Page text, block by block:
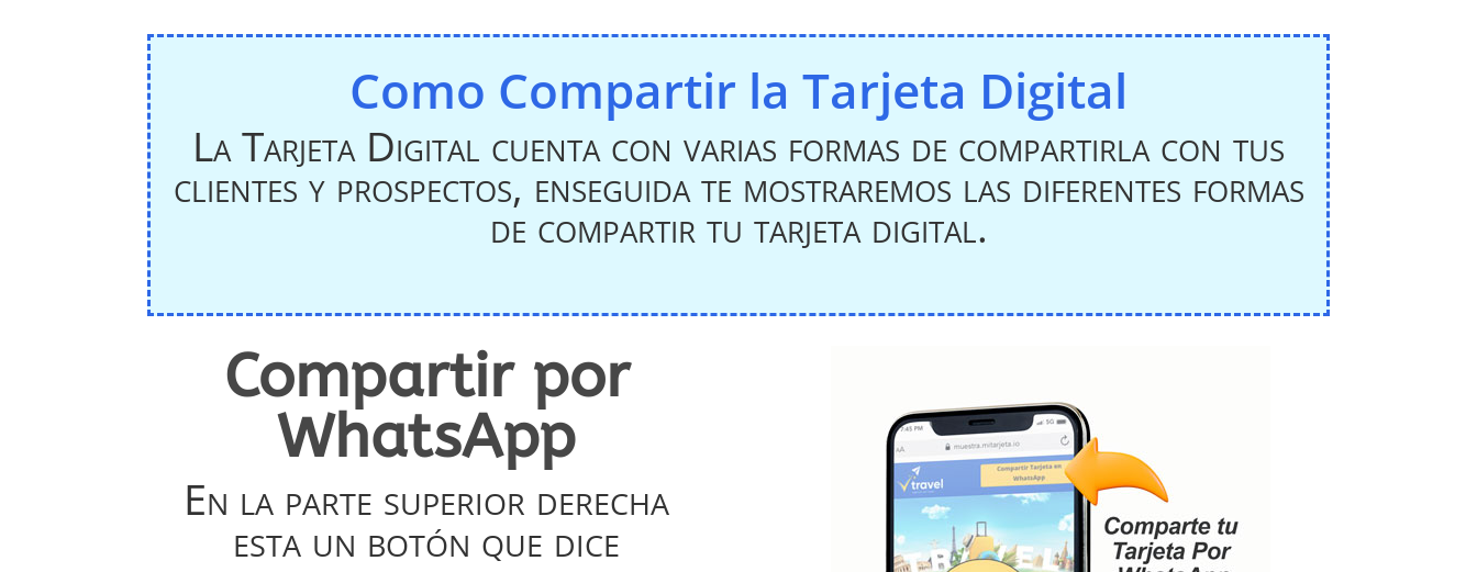
Como Compartir la Tarjeta Digital
La Tarjeta Digital cuenta con varias formas de compartirla con tus
clientes y prospectos, enseguida te mostraremos las diferentes formas
de compartir tu tarjeta digital.
Compartir por
WhatsApp
En la parte superior derecha
esta un botón que dice